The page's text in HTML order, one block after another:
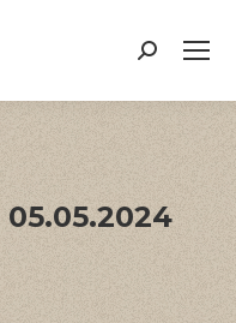
Поиск:
05.05.2024